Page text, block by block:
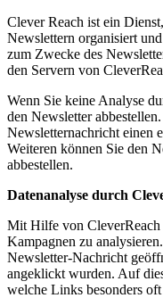
Clever Reach ist ein
Newslettern organisiert
zum Zwecke des
den Servern von
Wenn Sie keine Analyse
den Newsletter
Newsletternachricht einen
Weiteren können Sie den
abbestellen.
Datenanalyse durch
Mit Hilfe von CleverReach
Kampagnen zu
Newsletter-Nachricht
angeklickt wurden. Auf
welche Links besonders